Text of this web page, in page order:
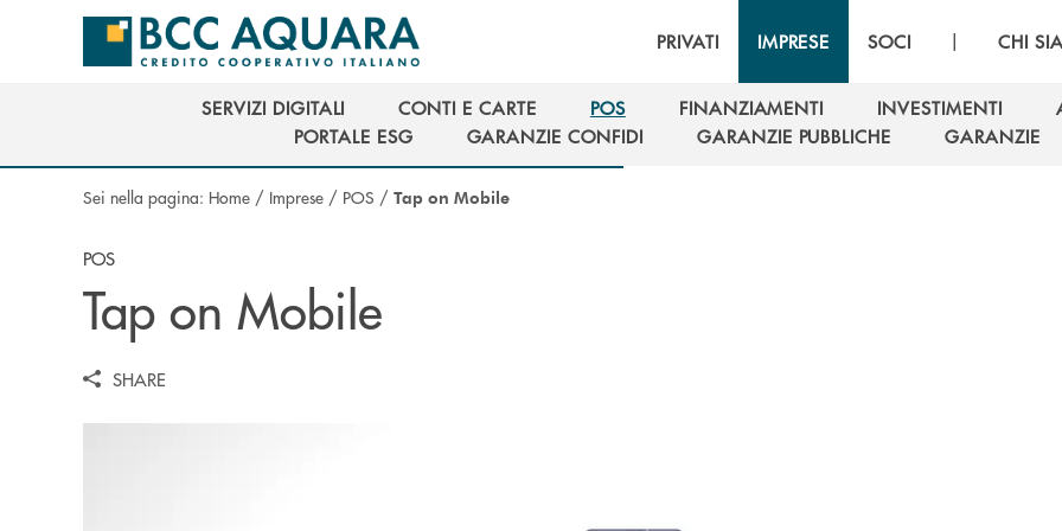
Salta al contenuto principale
PRIVATI IMPRESE SOCI | CHI
SERVIZI DIGITALI
SERVIZI DIGITALI
CONTI E CARTE
CONTI E CARTE
POS
POS
FINANZIAMENTI
FINANZIAMENTI
INVESTIMENTI
INVESTIMENTI
PORTALE ESG
PORTALE ESG
GARANZIE CONFIDI
GARANZIE CONFIDI
GARANZIE PUBBLICHE
GARANZIE
Sei nella pagina: Home / Imprese / POS / Tap on Mobile
POS
Tap on Mobile
SHARE